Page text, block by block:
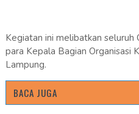
Kegiatan ini melibatkan
para Kepala Bagian Organisasi
Lampung.
BACA JUGA